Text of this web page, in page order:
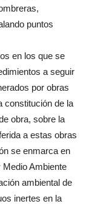
puntos
en los que se
a seguir
por obras
constitución de la
obra, sobre la
a estas obras
se enmarca en
Ambiente
ambiental de
inertes en la